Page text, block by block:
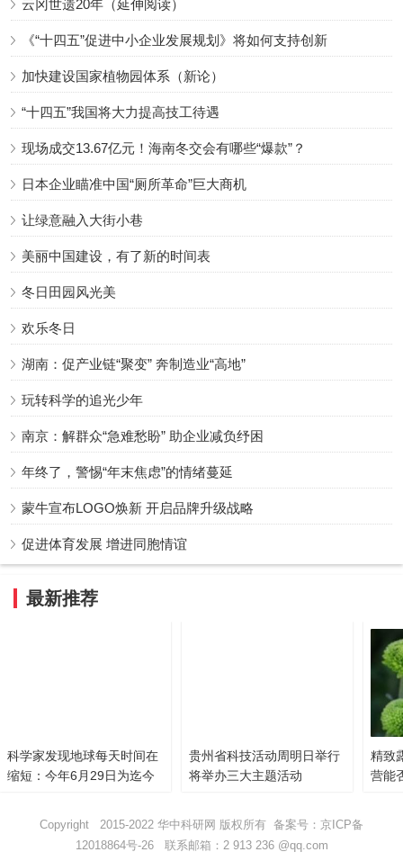
云冈世遗20年（延伸阅读）
《“十四五”促进中小企业发展规划》将如何支持创新
加快建设国家植物园体系（新论）
“十四五”我国将大力提高技工待遇
现场成交13.67亿元！海南冬交会有哪些“爆款”？
日本企业瞄准中国“厕所革命”巨大商机
让绿意融入大街小巷
美丽中国建设，有了新的时间表
冬日田园风光美
欢乐冬日
湖南：促产业链“聚变” 奔制造业“高地”
玩转科学的追光少年
南京：解群众“急难愁盼” 助企业减负纾困
年终了，警惕“年末焦虑”的情绪蔓延
蒙牛宣布LOGO焕新 开启品牌升级战略
促进体育发展 增进同胞情谊
最新推荐
科学家发现地球每天时间在
缩短：今年6月29日为迄今
贵州省科技活动周明日举行
将举办三大主题活动
精致
营能
Copyright 2015-2022 华中科研网 版权所有 备案号： 京ICP备
12018864号-26联系邮箱：2 913 236 @qq.com